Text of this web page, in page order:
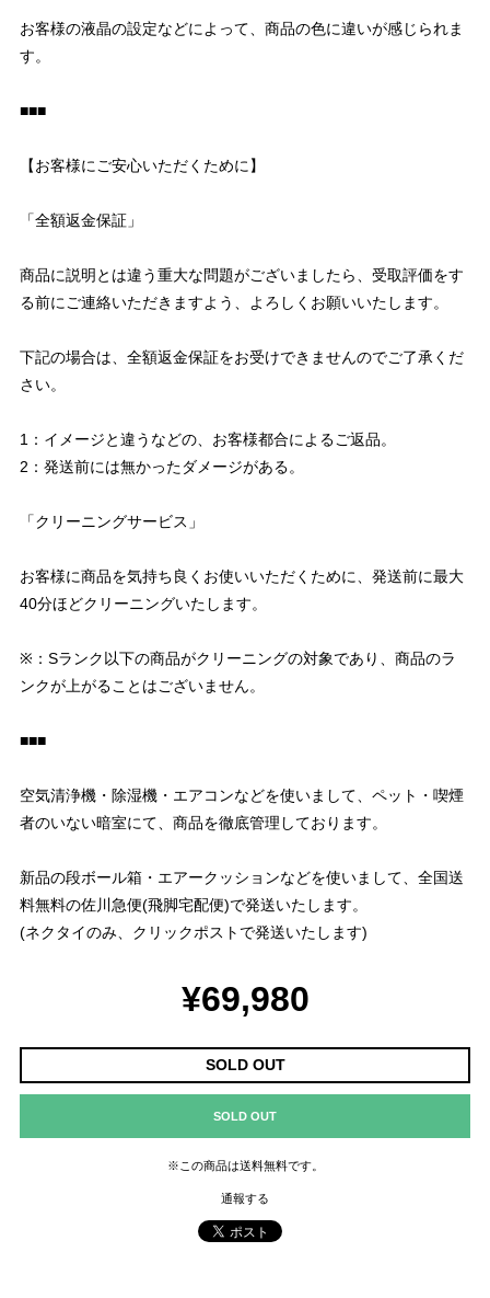
お客様の液晶の設定などによって、商品の色に違いが感じられま
す。
■■■
【お客様にご安心いただくために】
「全額返金保証」
商品に説明とは違う重大な問題がございましたら、受取評価をす
る前にご連絡いただきますよう、よろしくお願いいたします。
下記の場合は、全額返金保証をお受けできませんのでご了承くだ
さい。
1：イメージと違うなどの、お客様都合によるご返品。
2：発送前には無かったダメージがある。
「クリーニングサービス」
お客様に商品を気持ち良くお使いいただくために、発送前に最大
40分ほどクリーニングいたします。
※：Sランク以下の商品がクリーニングの対象であり、商品のラ
ンクが上がることはございません。
■■■
空気清浄機・除湿機・エアコンなどを使いまして、ペット・喫煙
者のいない暗室にて、商品を徹底管理しております。
新品の段ボール箱・エアークッションなどを使いまして、全国送
料無料の佐川急便(飛脚宅配便)で発送いたします。
(ネクタイのみ、クリックポストで発送いたします)
¥69,980
SOLD OUT
SOLD OUT
※この商品は送料無料です。
通報する